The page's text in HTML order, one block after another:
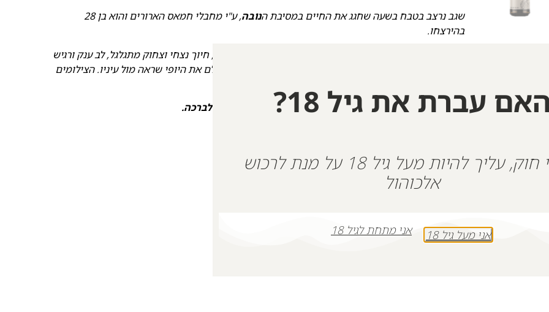
שגב נרצב בטבח בשעה שחגג את החיים במסיבת הנובה
, ע"י מחבלי חמאס הארורים והוא בן 28
בהירצחו.
שגבוני שלנו גדל במודיעין, היה חברותי, בעל חוש הומור מבריק, חיוך נצחי וצחוק מתגלגל, לב ענק ורגיש
שגב היה אמן צילום, הוא אהב יותר מכל לטייל בעולם וצלם את היופי שראה מול עיניו. הצילומים
שגב נרצח עם בת זוגתו אניטה ליסמן. אהבתם לנצח. זכרונם לברכה.
הוספה לסל
עברת את גיל 18?
על פי חוק, עליך להיות מעל גיל 18 על מנת לרכוש
אלכוהול
אני מעל גיל 18 אני מתחת לגיל 18